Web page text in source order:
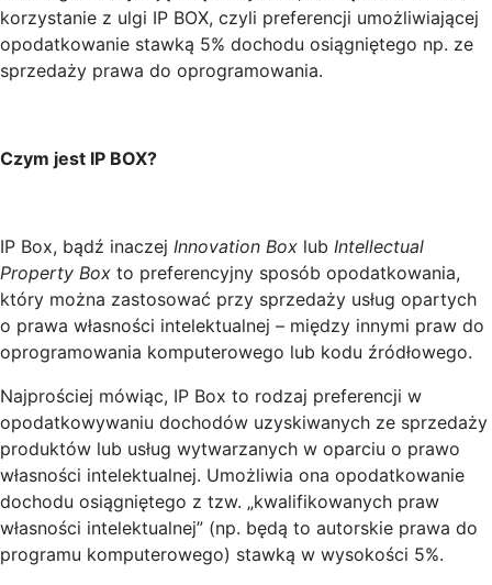
korzystanie z ulgi IP BOX, czyli preferencji umożliwiającej
opodatkowanie stawką 5% dochodu osiągniętego np. ze
sprzedaży prawa do oprogramowania.
Czym jest IP BOX?
IP Box, bądź inaczej Innovation Box lub Intellectual
Property Box to preferencyjny sposób opodatkowania,
który można zastosować przy sprzedaży usług opartych
o prawa własności intelektualnej – między innymi praw do
oprogramowania komputerowego lub kodu źródłowego.
Najprościej mówiąc, IP Box to rodzaj preferencji w
opodatkowywaniu dochodów uzyskiwanych ze sprzedaży
produktów lub usług wytwarzanych w oparciu o prawo
własności intelektualnej. Umożliwia ona opodatkowanie
dochodu osiągniętego z tzw. „kwalifikowanych praw
własności intelektualnej” (np. będą to autorskie prawa do
programu komputerowego) stawką w wysokości 5%.